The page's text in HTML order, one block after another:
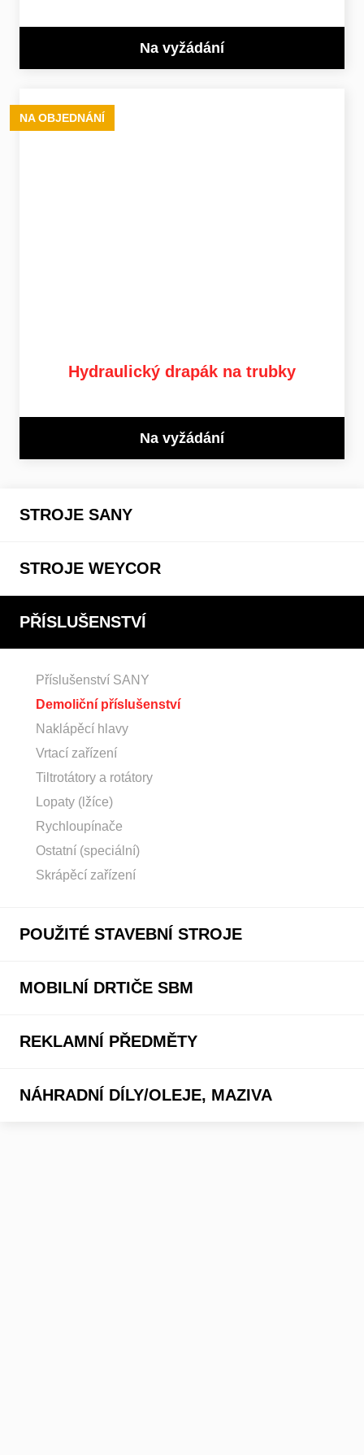
Na vyžádání
NA OBJEDNÁNÍ
Hydraulický drapák na trubky
Na vyžádání
STROJE SANY
STROJE WEYCOR
PŘÍSLUŠENSTVÍ
Příslušenství SANY
Demoliční příslušenství
Naklápěcí hlavy
Vrtací zařízení
Tiltrotátory a rotátory
Lopaty (lžíce)
Rychloupínače
Ostatní (speciální)
Skrápěcí zařízení
POUŽITÉ STAVEBNÍ STROJE
MOBILNÍ DRTIČE SBM
REKLAMNÍ PŘEDMĚTY
NÁHRADNÍ DÍLY/OLEJE, MAZIVA